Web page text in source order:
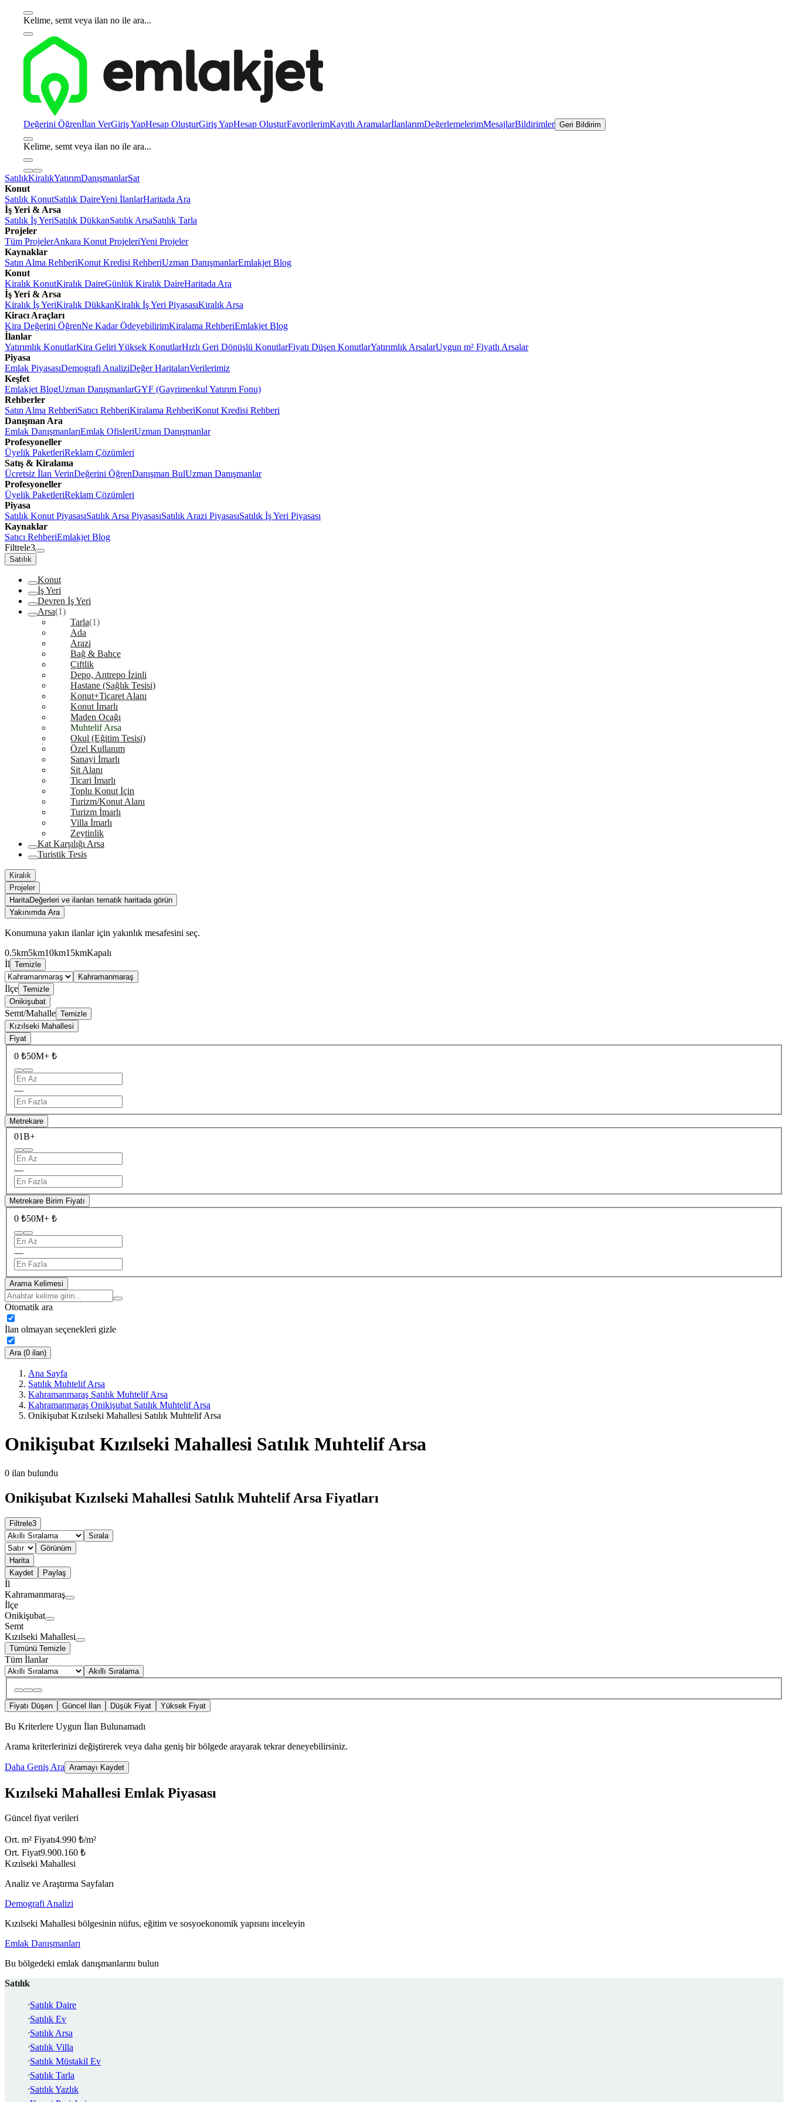
Kelime, semt veya ilan no ile ara...
Değerini Öğrenİlan VerGiriş YapHesap OluşturGiriş YapHesap OluşturFavorilerimKayıtlı AramalarİlanlarımDeğerlemelerimMesajlarBildirimler Geri Bildirim
Kelime, semt veya ilan no ile ara...
SatılıkKiralıkYatırımDanışmanlarSat
Konut
Satılık KonutSatılık DaireYeni İlanlarHaritada Ara
İş Yeri & Arsa
Satılık İş YeriSatılık DükkanSatılık ArsaSatılık Tarla
Projeler
Tüm ProjelerAnkara Konut ProjeleriYeni Projeler
Kaynaklar
Satın Alma RehberiKonut Kredisi RehberiUzman DanışmanlarEmlakjet Blog
Konut
Kiralık KonutKiralık DaireGünlük Kiralık DaireHaritada Ara
İş Yeri & Arsa
Kiralık İş YeriKiralık DükkanKiralık İş Yeri PiyasasıKiralık Arsa
Kiracı Araçları
Kira Değerini ÖğrenNe Kadar ÖdeyebilirimKiralama RehberiEmlakjet Blog
İlanlar
Yatırımlık KonutlarKira Geliri Yüksek KonutlarHızlı Geri Dönüşlü KonutlarFiyatı Düşen KonutlarYatırımlık ArsalarUygun m² Fiyatlı Arsalar
Piyasa
Emlak PiyasasıDemografi AnaliziDeğer HaritalarıVerilerimiz
Keşfet
Emlakjet BlogUzman DanışmanlarGYF (Gayrimenkul Yatırım Fonu)
Rehberler
Satın Alma RehberiSatıcı RehberiKiralama RehberiKonut Kredisi Rehberi
Danışman Ara
Emlak DanışmanlarıEmlak OfisleriUzman Danışmanlar
Profesyoneller
Üyelik PaketleriReklam Çözümleri
Satış & Kiralama
Ücretsiz İlan VerinDeğerini ÖğrenDanışman BulUzman Danışmanlar
Profesyoneller
Üyelik PaketleriReklam Çözümleri
Piyasa
Satılık Konut PiyasasıSatılık Arsa PiyasasıSatılık Arazi PiyasasıSatılık İş Yeri Piyasası
Kaynaklar
Satıcı RehberiEmlakjet Blog
Filtrele3
Satılık
Konut
İş Yeri
Devren İş Yeri
Arsa(1)
Tarla(1)
Ada
Arazi
Bağ & Bahçe
Çiftlik
Depo, Antrepo İzinli
Hastane (Sağlık Tesisi)
Konut+Ticaret Alanı
Konut İmarlı
Maden Ocağı
Muhtelif Arsa
Okul (Eğitim Tesisi)
Özel Kullanım
Sanayi İmarlı
Sit Alanı
Ticari İmarlı
Toplu Konut İçin
Turizm/Konut Alanı
Turizm İmarlı
Villa İmarlı
Zeytinlik
Kat Karşılığı Arsa
Turistik Tesis
Kiralık
Projeler
HaritaDeğerleri ve ilanları tematik haritada görün
Yakınımda Ara
Konumuna yakın ilanlar için yakınlık mesafesini seç.
0.5km5km10km15kmKapalı
İl Temizle
Kahramanmaraş
İlçe Temizle
Onikişubat
Semt/Mahalle Temizle
Kızılseki Mahallesi
Fiyat
0 ₺50M+ ₺
—
Metrekare
01B+
—
Metrekare Birim Fiyatı
0 ₺50M+ ₺
—
Arama Kelimesi
Otomatik ara
İlan olmayan seçenekleri gizle
Ara (0 ilan)
Ana Sayfa
Satılık Muhtelif Arsa
Kahramanmaraş Satılık Muhtelif Arsa
Kahramanmaraş Onikişubat Satılık Muhtelif Arsa
Onikişubat Kızılseki Mahallesi Satılık Muhtelif Arsa
Onikişubat Kızılseki Mahallesi Satılık Muhtelif Arsa
0 ilan bulundu
Onikişubat Kızılseki Mahallesi Satılık Muhtelif Arsa Fiyatları
Filtrele3
Sırala
Görünüm
Harita
Kaydet
Paylaş
İl
Kahramanmaraş
İlçe
Onikişubat
Semt
Kızılseki Mahallesi
Tümünü Temizle
Tüm İlanlar
Akıllı Sıralama
Fiyatı Düşen Güncel İlan Düşük Fiyat Yüksek Fiyat
Bu Kriterlere Uygun İlan Bulunamadı
Arama kriterlerinizi değiştirerek veya daha geniş bir bölgede arayarak tekrar deneyebilirsiniz.
Daha Geniş Ara Aramayı Kaydet
Kızılseki Mahallesi Emlak Piyasası
Güncel fiyat verileri
Ort. m² Fiyatı4.990 ₺/m²
Ort. Fiyat9.900.160 ₺
Kızılseki Mahallesi
Analiz ve Araştırma Sayfaları
Demografi Analizi
Kızılseki Mahallesi bölgesinin nüfus, eğitim ve sosyoekonomik yapısını inceleyin
Emlak Danışmanları
Bu bölgedeki emlak danışmanlarını bulun
Satılık
Satılık Daire
Satılık Ev
Satılık Arsa
Satılık Villa
Satılık Müstakil Ev
Satılık Tarla
Satılık Yazlık